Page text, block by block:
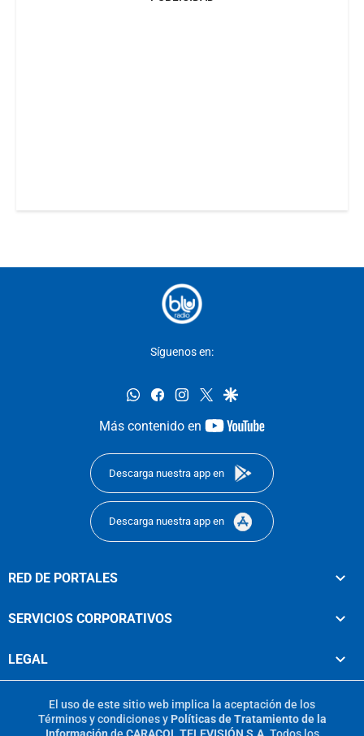
Síguenos en:
whatsappfacebookinstagram
twittergoogle
Más contenido en
youtube-
Descarga nuestra app en
Descarga nuestra app en
RED DE PORTALES
SERVICIOS CORPORATIVOS
LEGAL
El uso de este sitio web implica la aceptación de los
Términos y condicionesy Políticas de Tratamiento de la
Información de CARACOL TELEVISIÓN S.A. Todos los